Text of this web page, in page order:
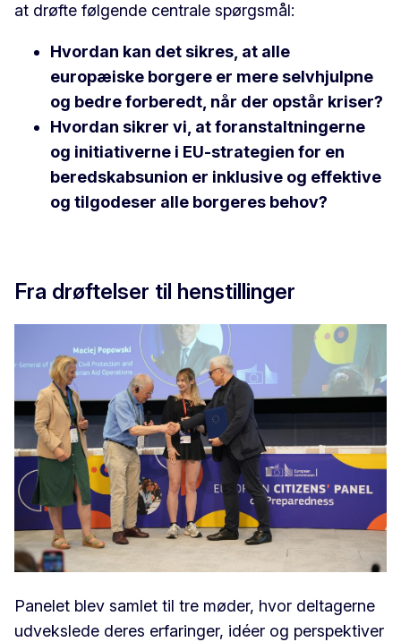
at drøfte følgende centrale spørgsmål:
Hvordan kan det sikres, at alle
europæiske borgere er mere selvhjulpne
og bedre forberedt, når der opstår kriser?
Hvordan sikrer vi, at foranstaltningerne
og initiativerne i EU-strategien for en
beredskabsunion er inklusive og effektive
og tilgodeser alle borgeres behov?
Fra drøftelser til henstillinger
Panelet blev samlet til tre møder, hvor deltagerne
udvekslede deres erfaringer, idéer og perspektiver